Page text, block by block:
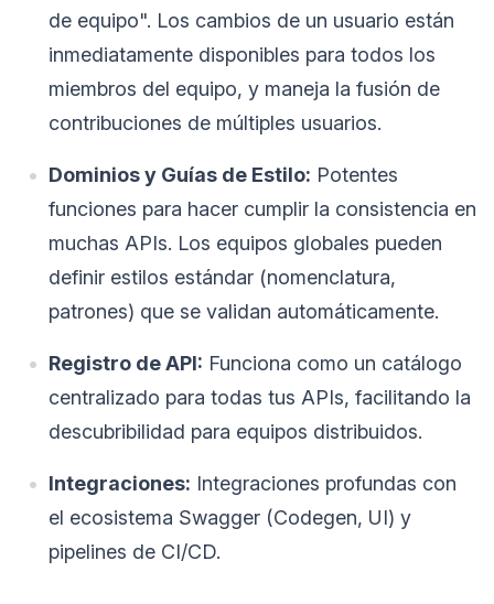
de equipo". Los cambios de un usuario están
inmediatamente disponibles para todos los
miembros del equipo, y maneja la fusión de
contribuciones de múltiples usuarios.
Dominios y Guías de Estilo: Potentes
funciones para hacer cumplir la consistencia en
muchas APIs. Los equipos globales pueden
definir estilos estándar (nomenclatura,
patrones) que se validan automáticamente.
Registro de API: Funciona como un catálogo
centralizado para todas tus APIs, facilitando la
descubribilidad para equipos distribuidos.
Integraciones: Integraciones profundas con
el ecosistema Swagger (Codegen, UI) y
pipelines de CI/CD.